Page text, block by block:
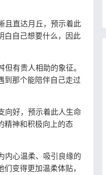
直达月丘，预示着此
白自己想要什么，因此
有贵人相助的象征。
到那个能陪伴自己走过
好，预示着此人生命
精神和积极向上的态
心温柔、吸引良缘的
变得更加温柔体贴，